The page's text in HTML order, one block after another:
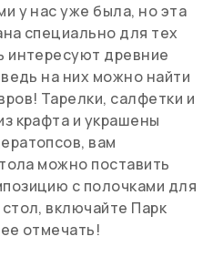
у нас уже была, но эта
специально для тех
интересуют древние
на них можно найти
Тарелки, салфетки и
крафта и украшены
вам
можно поставить
с полочками для
включайте Парк
отмечать!